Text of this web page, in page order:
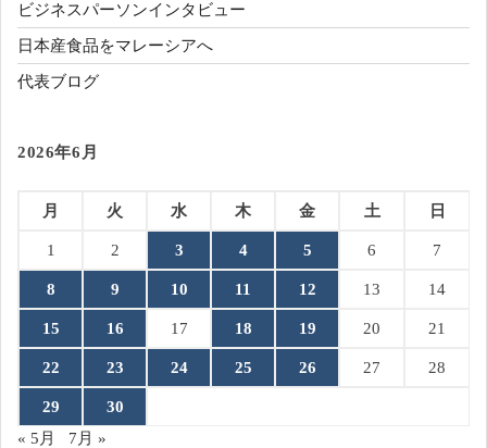
ビジネスパーソンインタビュー
日本産食品をマレーシアへ
代表ブログ
2026年6月
月 火 水 木 金 土 日
1 2 3 4 5 6 7
8 9 10 11 12 13 14
15 16 17 18 19 20 21
22 23 24 25 26 27 28
29
30
« 5月
7月 »